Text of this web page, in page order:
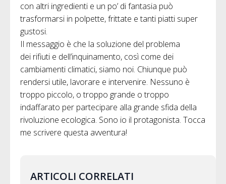
con altri ingredienti e un po’ di fantasia può
trasformarsi in polpette, frittate e tanti piatti super
gustosi.
Il messaggio è che la soluzione del problema
dei rifiuti e dell’inquinamento, così come dei
cambiamenti climatici, siamo noi. Chiunque può
rendersi utile, lavorare e intervenire. Nessuno è
troppo piccolo, o troppo grande o troppo
indaffarato per partecipare alla grande sfida della
rivoluzione ecologica. Sono io il protagonista. Tocca
me scrivere questa avventura!
ARTICOLI CORRELATI